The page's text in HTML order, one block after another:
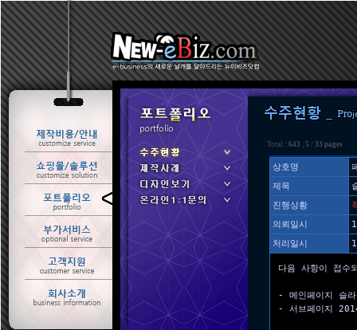
Total : 643 , 5 / 33 pages
상호명
제목
진행상황
의뢰일시
처리일시
다음 사항이 접수
- 메인페이지 슬
- 서브페이지
ㆍ 수주현황
ㆍ 제작사례